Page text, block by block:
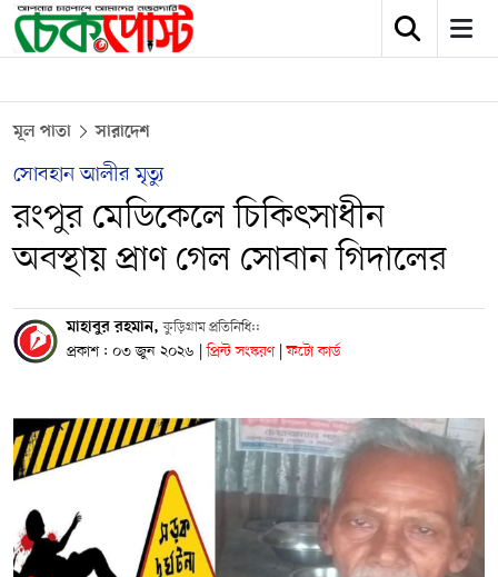
মূল পাতা সারাদেশ
সোবহান আলীর মৃত্যু
রংপুর মেডিকেলে চিকিৎসাধীন
অবস্থায় প্রাণ গেল সোবান গিদালের
মাহাবুর রহমান,কুড়িগ্রাম প্রতিনিধি::
প্রকাশ : ০৩ জুন ২০২৬ | প্রিন্ট সংস্করণ | ফটো কার্ড